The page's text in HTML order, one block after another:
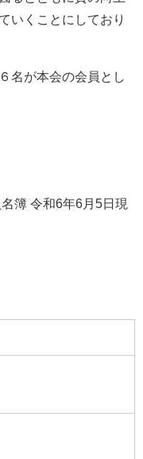
いくことにしており
名が本会の会員とし
簿 令和6年6月5日現